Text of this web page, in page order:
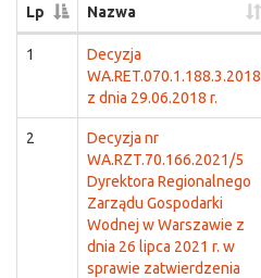
Lp Nazwa
1
Decyzja
WA.RET.070.1.188.3.2018
z dnia 29.06.2018 r.
2
Decyzja nr
WA.RZT.70.166.2021/5
Dyrektora Regionalnego
Zarządu Gospodarki
Wodnej w Warszawie z
dnia 26 lipca 2021 r. w
sprawie zatwierdzenia